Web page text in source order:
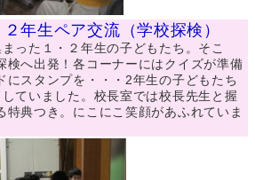
年生ペア交流（学校探検）
った１・２年生の子どもたち。そこ
検へ出発！各コーナーにはクイズが準備
にスタンプを・・・2年生の子どもたち
ていました。校長室では校長先生と握
特典つき。にこにこ笑顔があふれていま